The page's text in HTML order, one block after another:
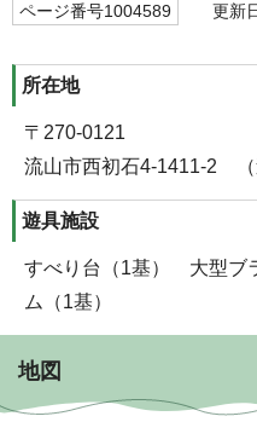
ページ番号1004589 更新
所在地
〒270-0121
流山市西初石4-1411-2 （
遊具施設
すべり台（1基） 大型ブ
ム（1基）
地図